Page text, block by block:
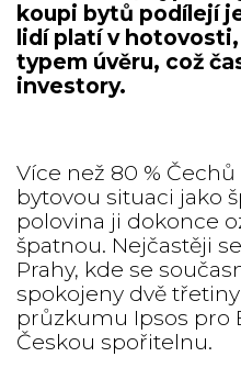
koupi bytů podílejí
lidí platí v
typem úvěru, což
investory.
Více než 80 %
bytovou situaci jako
polovina ji dokonce
špatnou. Nejčastěji
Prahy, kde se
spokojeny dvě
průzkumu Ipsos pro
Českou spořitelnu.